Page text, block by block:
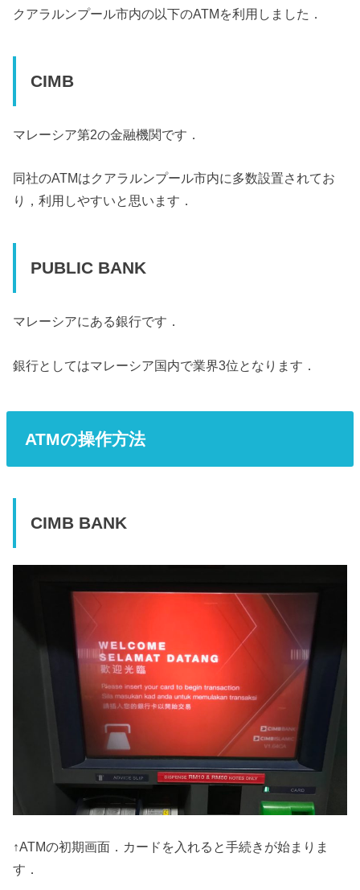
クアラルンプール市内の以下のATMを利用しました．
CIMB
マレーシア第2の金融機関です．
同社のATMはクアラルンプール市内に多数設置されてお
り，利用しやすいと思います．
PUBLIC BANK
マレーシアにある銀行です．
銀行としてはマレーシア国内で業界3位となります．
ATMの操作方法
CIMB BANK
↑ATMの初期画面．カードを入れると手続きが始まりま
す．